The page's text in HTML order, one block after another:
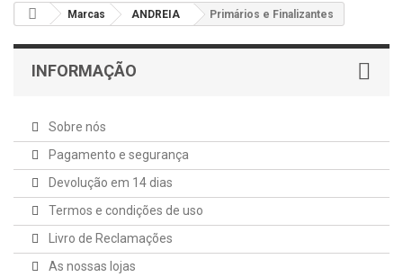
Marcas ANDREIA Primários e Finalizantes
INFORMAÇÃO
Sobre nós
Pagamento e segurança
Devolução em 14 dias
Termos e condições de uso
Livro de Reclamações
As nossas lojas